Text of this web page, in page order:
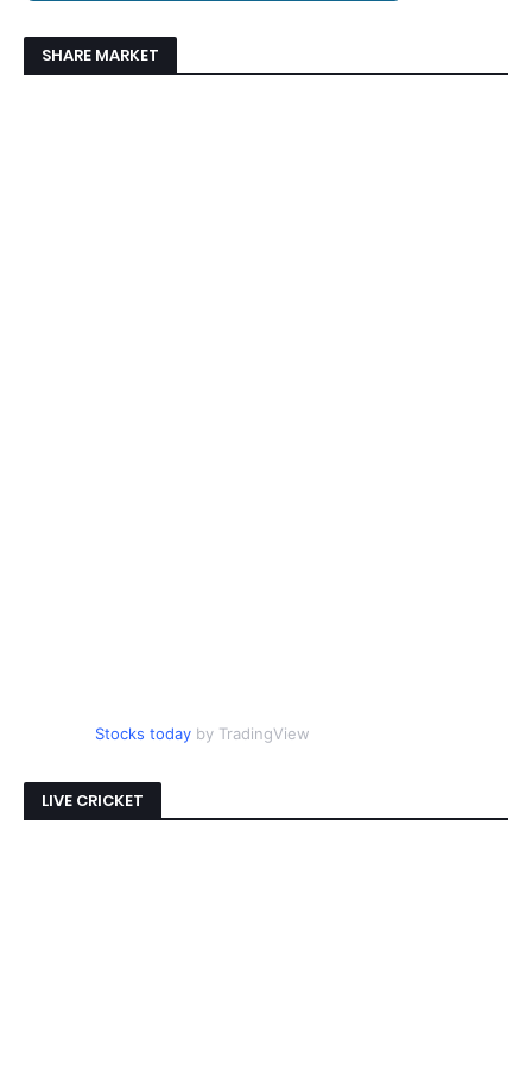
SHARE MARKET
Stocks todayby TradingView
LIVE CRICKET